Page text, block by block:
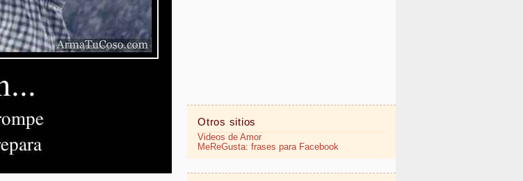
Otros sitios
Videos de Amor
MeReGusta: frases para Facebook